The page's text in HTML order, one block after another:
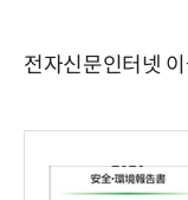
전자신문인터넷